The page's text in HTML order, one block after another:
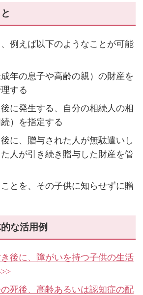
例えば以下のようなことが可能
年の息子や高齢の親）の財産を
する
に発生する、自分の相続人の相
）を指定する
に、贈与された人が無駄遣いし
人が引き続き贈与した財産を管
とを、その子供に知らせずに贈
な活用例
後に、障がいを持つ子供の生活
>>
死後、高齢あるいは認知症の配